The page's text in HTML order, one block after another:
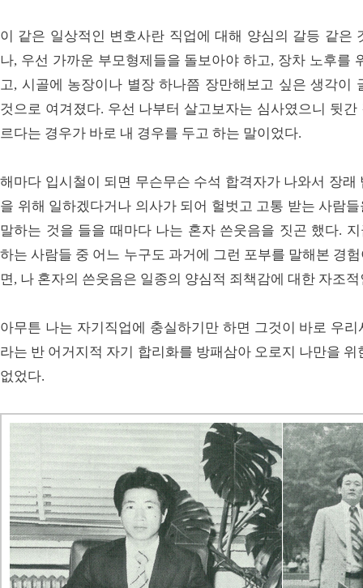
이 같은 일상적인 변호사란 직업에 대해 양심의 갈등 같은
나, 우선 가까운 부모형제들을 돌보아야 하고, 장차 노후를
고, 시골에 농장이나 별장 하나쯤 장만해보고 싶은 생각이
것으로 여겨졌다. 우선 나부터 살고보자는 심사였으니 뒷
르다는 경우가 바로 내 경우를 두고 하는 말이었다.
해마다 입시철이 되면 무슨무슨 수석 합격자가 나와서 장
을 위해 일하겠다거나 의사가 되어 헐벗고 고통 받는 사람
말하는 것을 들을 때마다 나는 혼자 쓴웃음을 짓곤 했다.
하는 사람들 중 어느 누구도 과거에 그런 포부를 말해본 경
면, 나 혼자의 쓴웃음은 일종의 양심적 죄책감에 대한 자조
아무튼 나는 자기직업에 충실하기만 하면 그것이 바로 우
라는 반 어거지적 자기 합리화를 방패삼아 오로지 나만을
없었다.